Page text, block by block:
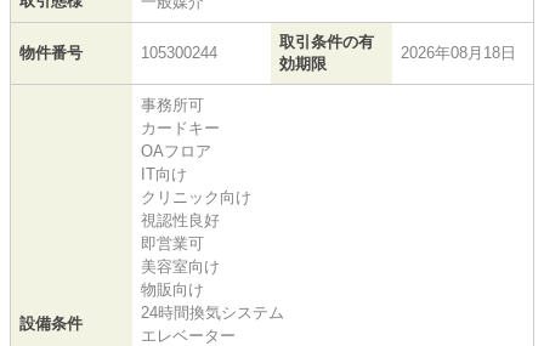
物件番号 105300244
取引条件の有
効期限
2026年08月18日
設備条件
事務所可
カードキー
OAフロア
IT向け
クリニック向け
視認性良好
即営業可
美容室向け
物販向け
24時間換気システム
エレベーター